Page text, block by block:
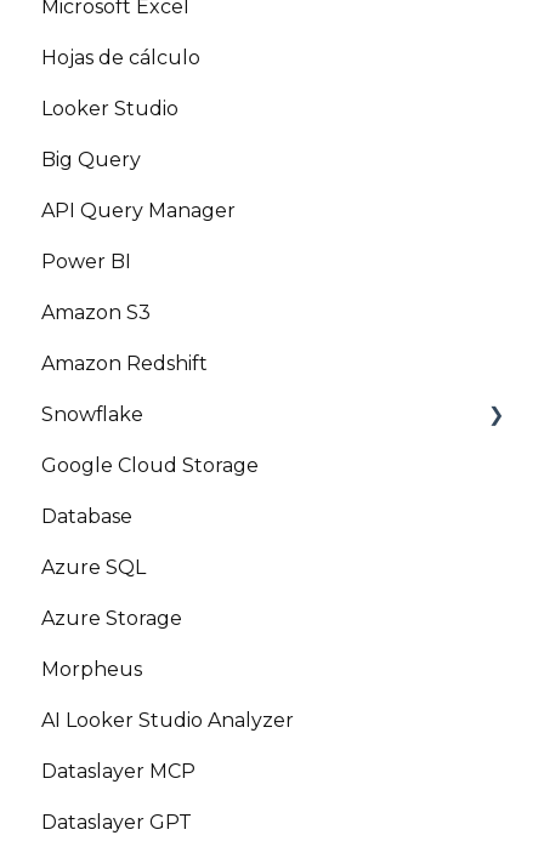
Microsoft Excel
Hojas de cálculo
Looker Studio
Big Query
API Query Manager
Power BI
Amazon S3
Amazon Redshift
Snowflake
Marketplace
Google Cloud Storage
Database
Azure SQL
Azure Storage
Morpheus
AI Looker Studio Analyzer
Dataslayer MCP
Dataslayer GPT